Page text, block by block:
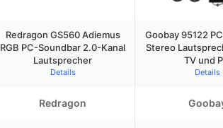
Redragon GS560 Adiemus
RGB PC-Soundbar 2.0-Kanal
Lautsprecher
Details
Goobay 95122
Stereo
TV und
Details
Redragon